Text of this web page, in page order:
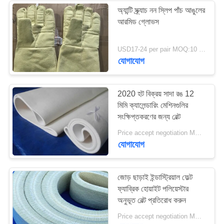
ইন্ডাস্ট্রিয়াল সেন্ট্রিফিউগাল
পাম্প
শিল্প অনুভূত তারেক
141
অ্যান্টি স্ক্র্যাচ নন স্লিপ পাঁচ আঙুলের
আরমিড গ্লোভস
যোগাযোগ
2020 হট বিক্রয় সাদা রঙ 12
মিমি ক্যালেন্ডারিং মেশিনগুলির
সংক্ষিপ্তকরণের জন্য বেল্ট
Price accept negotiation MOQ:500 বর্গ মিটার
যোগাযোগ
জোড় ছাড়াই ইন্ডাস্ট্রিয়াল ফেল্ট
ফ্যাব্রিক হোয়াইট পলিয়েস্টার
অনুভূত বেল্ট প্রতিরোধ করুন
Price accept negotiation MOQ:1 বর্গ মিটার